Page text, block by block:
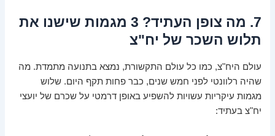
7. מה צופן העתיד? 3 מגמות שישנו את
תלוש השכר של יח"צ
עולם היח"צ, כמו כל עולם התקשורת, נמצא בתנועה מתמדת. מה
שהיה רלוונטי לפני חמש שנים, כבר פחות תקף היום. שלוש
מגמות עיקריות עשויות להשפיע באופן דרמטי על שכרם של יועצי
יח"צ בעתיד: